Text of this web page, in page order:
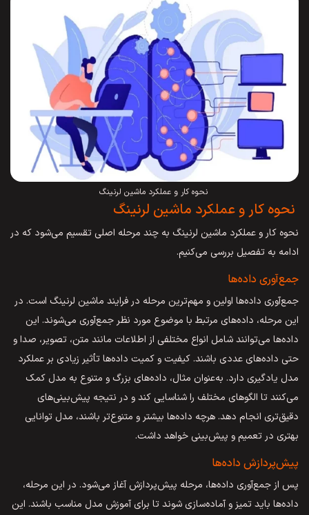
نحوه کار و عملکرد ماشین لرنینگ
نحوه کار و عملکرد ماشین لرنینگ
نحوه کار و عملکرد ماشین لرنینگ به چند مرحله اصلی تقسیم می‌شود که در
ادامه به تفصیل بررسی می‌کنیم.
جمع‌آوری داده‌ها
جمع‌آوری داده‌ها اولین و مهم‌ترین مرحله در فرایند ماشین لرنینگ است. در
این مرحله، داده‌های مرتبط با موضوع مورد نظر جمع‌آوری می‌شوند. این
داده‌ها می‌توانند شامل انواع مختلفی از اطلاعات مانند متن، تصویر، صدا و
حتی داده‌های عددی باشند. کیفیت و کمیت داده‌ها تأثیر زیادی بر عملکرد
مدل یادگیری دارد. به‌عنوان مثال، داده‌های بزرگ و متنوع به مدل کمک
می‌کنند تا الگوهای مختلف را شناسایی کند و در نتیجه پیش‌بینی‌های
دقیق‌تری انجام دهد. هرچه داده‌ها بیشتر و متنوع‌تر باشند، مدل توانایی
بهتری در تعمیم و پیش‌بینی خواهد داشت.
پیش‌پردازش داده‌ها
پس از جمع‌آوری داده‌ها، مرحله پیش‌پردازش آغاز می‌شود. در این مرحله،
داده‌ها باید تمیز و آماده‌سازی شوند تا برای آموزش مدل مناسب باشند. این